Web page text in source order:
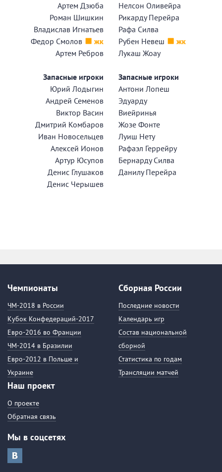
Артем Дзюба
Роман Шишкин
Владислав Игнатьев
Федор Смолов
жк
Артем Ребров
Запасные игроки
Юрий Лодыгин
Андрей Семенов
Виктор Васин
Дмитрий Комбаров
Иван Новосельцев
Алексей Ионов
Артур Юсупов
Денис Глушаков
Денис Черышев
Нелсон Оливейра
Рикарду Перейра
Рафа Силва
Рубен Невеш
жк
Лукаш Жоау
Запасные игроки
Антони Лопеш
Эдуарду
Виейринья
Жозе Фонте
Луиш Нету
Рафаэл Геррейру
Бернарду Силва
Данилу Перейра
Чемпионаты
ЧМ-2018 в России
Кубок Конфедераций-2017
Евро-2016 во Франции
ЧМ-2014 в Бразилии
Евро-2012 в Польше и
Украине
Сборная России
Последние новости
Календарь игр
Состав национальной
сборной
Статистика по годам
Трансляции матчей
Наш проект
О проекте
Обратная связь
Мы в соцсетях